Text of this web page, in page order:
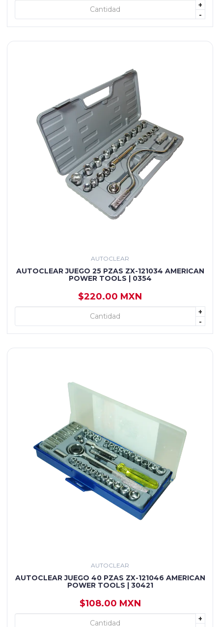
+
-
+ AGREGAR
AUTOCLEAR
AUTOCLEAR JUEGO 25 PZAS ZX-121034 AMERICAN
POWER TOOLS | 0354
$220.00 MXN
+
-
+ AGREGAR
AUTOCLEAR
AUTOCLEAR JUEGO 40 PZAS ZX-121046 AMERICAN
POWER TOOLS | 30421
$108.00 MXN
+
+ AGREGAR